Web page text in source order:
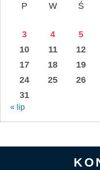
P W Ś
3
4 5
10
11 12
17
18 19
24
25 26
31
« lip